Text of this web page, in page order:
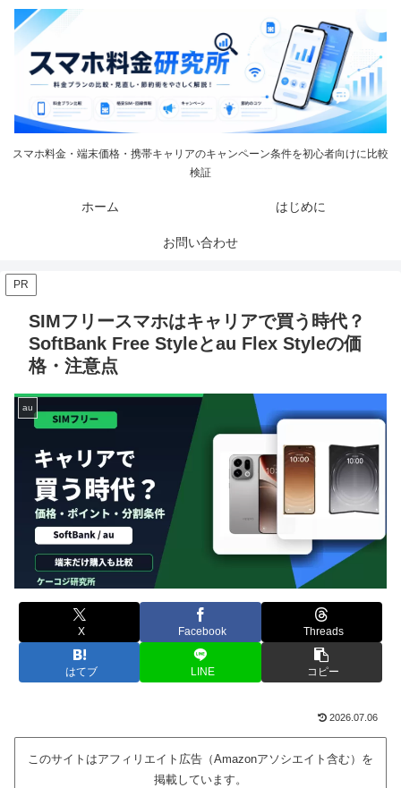
スマホ料金・端末価格・携帯キャリアのキャンペーン条件を初心者向けに比較
検証
ホーム はじめに
お問い合わせ
PR
SIMフリースマホはキャリアで買う時代？
SoftBank Free Styleとau Flex Styleの価
格・注意点
au
X Facebook Threads
はてブ LINE コピー
2026.07.06
このサイトはアフィリエイト広告（Amazonアソシエイト含む）を
掲載しています。